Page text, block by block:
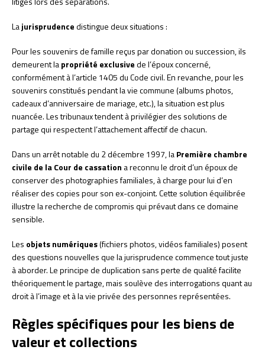
Lajurisprudencedistingue deux situations :
Pour les souvenirs de famille reçus par donation ou succession, ils
demeurent lapropriété exclusivede l’époux concerné,
conformément à l’article 1405 du Code civil. En revanche, pour les
souvenirs constitués pendant la vie commune (albums photos,
cadeaux d’anniversaire de mariage, etc.), la situation est plus
nuancée. Les tribunaux tendent à privilégier des solutions de
partage qui respectent l’attachement affectif de chacun.
Dans un arrêt notable du 2 décembre 1997, laPremière chambre
civile de la Cour de cassation a reconnu le droit d’un époux de
conserver des photographies familiales, à charge pour lui d’en
réaliser des copies pour son ex-conjoint. Cette solution équilibrée
illustre la recherche de compromis qui prévaut dans ce domaine
sensible.
Les objets numériques(fichiers photos, vidéos familiales) posent
des questions nouvelles que la jurisprudence commence tout juste
à aborder. Le principe de duplication sans perte de qualité facilite
théoriquement le partage, mais soulève des interrogations quant au
droit à l’image et à la vie privée des personnes représentées.
Règles spécifiques pour les biens de
valeur et collections